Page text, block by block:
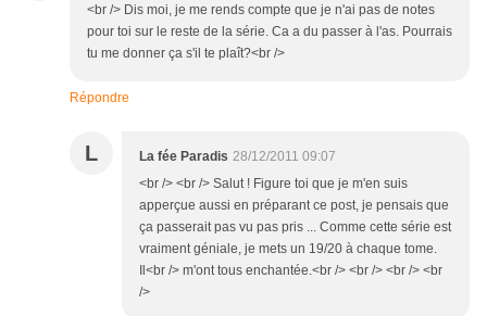
<br /> Dis moi, je me rends compte que je n'ai pas de notes
pour toi sur le reste de la série. Ca a du passer à l'as. Pourrais
tu me donner ça s'il te plaît?<br />
Répondre
L La fée Paradis 28/12/2011 09:07
<br /> <br /> Salut ! Figure toi que je m'en suis
apperçue aussi en préparant ce post, je pensais que
ça passerait pas vu pas pris ... Comme cette série est
vraiment géniale, je mets un 19/20 à chaque tome.
Il<br /> m'ont tous enchantée.<br /> <br /> <br /> <br
/>